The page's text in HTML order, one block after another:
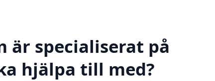
är specialiserat på
hjälpa till med?